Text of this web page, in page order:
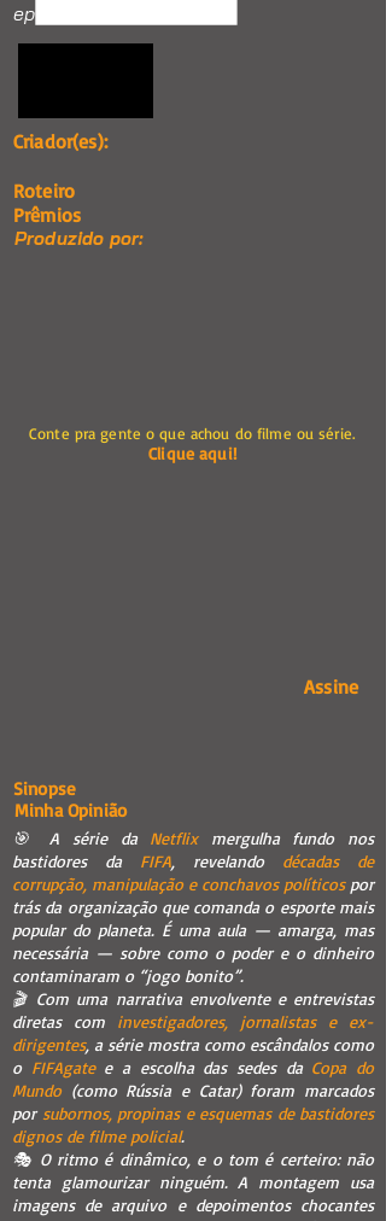
Conte pra gente o que achou do filme ou série.
Clique aqui!
Assine
ep
Criador(es):
Roteiro
Prêmios
Produzido por:
Sinopse
Minha Opinião
🎯 A série da Netflixmergulha fundo nos
bastidores da FIFA, revelando décadas de
corrupção, manipulação e conchavos políticospor
trás da organização que comanda o esporte mais
popular do planeta. É uma aula — amarga, mas
necessária — sobre como o poder e o dinheiro
contaminaram o “jogo bonito”.
🎬 Com uma narrativa envolvente e entrevistas
diretas com investigadores, jornalistas e ex-
dirigentes, a série mostra como escândalos como
o FIFAgatee a escolha das sedes da Copa do
Mundo(como Rússia e Catar) foram marcados
por subornos, propinas e esquemas de bastidores
dignos de filme policial.
🎭 O ritmo é dinâmico, e o tom é certeiro: não
tenta glamourizar ninguém. A montagem usa
imagens de arquivo e depoimentos chocantes